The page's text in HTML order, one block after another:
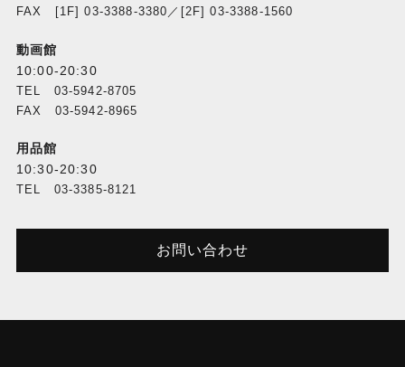
480/59.94i、576/50i、480/59.94p、576/50p、
720/59.94p、720/50p、1080/59.94i、1080/50i、
1080/59.94p、1080/50p、VGA（640×480/60Hz）、
SVGA（800×600/60Hz）、
WXGA（1280×800/60Hz）、
FWXGA（1366×768/60Hz）、etc...
出力映像フォーマット※
（*1）、WXGA（1280×800/60Hz）（*1）、
FAX [1F] 03-3388-3380／[2F] 03-3388-1560
動画館
10:00-20:30
TEL 03-5942-8705
FAX 03-5942-8965
用品館
10:30-20:30
TEL 03-3385-8121
お問い合わせ